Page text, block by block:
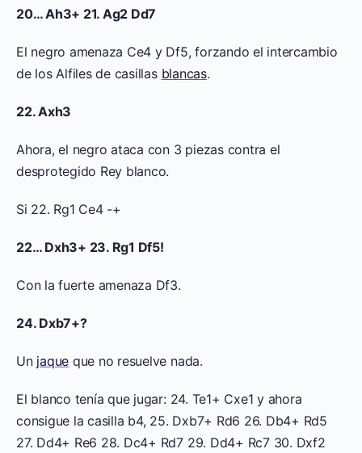
20… Ah3+ 21. Ag2 Dd7
El negro amenaza Ce4 y Df5, forzando el intercambio
de los Alfiles de casillas blancas.
22. Axh3
Ahora, el negro ataca con 3 piezas contra el
desprotegido Rey blanco.
Si 22. Rg1 Ce4 -+
22… Dxh3+ 23. Rg1 Df5!
Con la fuerte amenaza Df3.
24. Dxb7+?
Un jaque que no resuelve nada.
El blanco tenía que jugar: 24. Te1+ Cxe1 y ahora
consigue la casilla b4, 25. Dxb7+ Rd6 26. Db4+ Rd5
27. Dd4+ Re6 28. Dc4+ Rd7 29. Dd4+ Rc7 30. Dxf2